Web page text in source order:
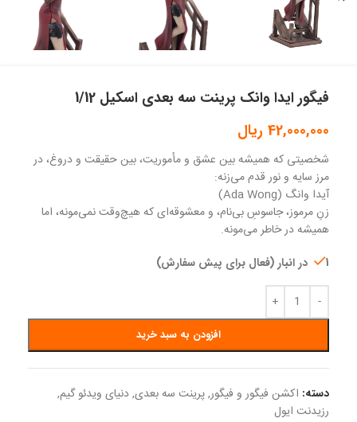
فیگور ایدا وانک پرینت سه بعدی اسکیل 1/12
42,000,000 ریال
شخصیتی که همیشه بین عشق و مأموریت، بین حقیقت و دروغ، در
مرز سایه و نور قدم می‌زنه:
آیدا وانگ (Ada Wong)
زنِ مرموز، جاسوسِ بی‌نام، و معشوقه‌ای که هیچ‌وقت نمی‌مونه، اما
همیشه در خاطر می‌مونه.
1 در انبار (فعال برای پیش سفارش)
افزودن به سبد خرید
دسته: اکشن فیگور و فیگور,پرینت سه بعدی,دنیای ویدئو گیم,
رزیدنت ایول